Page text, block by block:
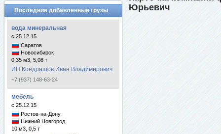
Последние добавленные грузы
вода минеральная
с 25.12.15
Саратов
Новосибирск
0,35 м3, 5,08 т
ИП Кондрашов Иван Владимирович
+7 (937) 148-63-24
мебель
с 25.12.15
Ростов-на-Дону
Нижний Новгород
10 м3, 0,5 т
Юрьевич